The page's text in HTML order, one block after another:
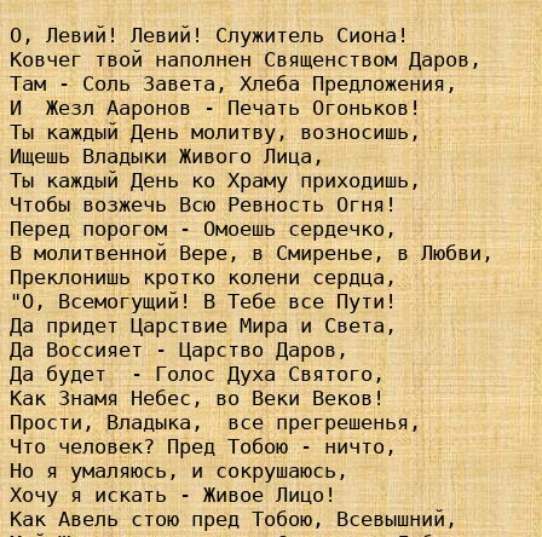
О, Левий! Левий! Служитель Сиона!
Ковчег твой наполнен Священством Даров,
Там - Соль Завета, Хлеба Предложения,
И  Жезл Ааронов - Печать Огоньков!
Ты каждый День молитву, возносишь,
Ищешь Владыки Живого Лица,
Ты каждый День ко Храму приходишь,
Чтобы возжечь Всю Ревность Огня!
Перед порогом - Омоешь сердечко,
В молитвенной Вере, в Смиренье, в Любви,
Преклонишь кротко колени сердца,
"О, Всемогущий! В Тебе все Пути!
Да придет Царствие Мира и Света,
Да Воссияет - Царство Даров,
Да будет  - Голос Духа Святого,
Как Знамя Небес, во Веки Веков!
Прости, Владыка,  все прегрешенья,
Что человек? Пред Тобою - ничто,
Но я умаляюсь, и сокрушаюсь,
Хочу я искать - Живое Лицо!
Как Авель стою пред Тобою, Всевышний,